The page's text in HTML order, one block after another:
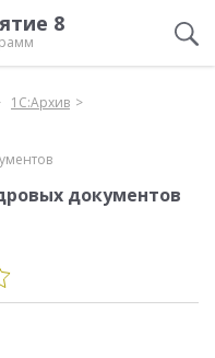
8
1С:Архив
документов